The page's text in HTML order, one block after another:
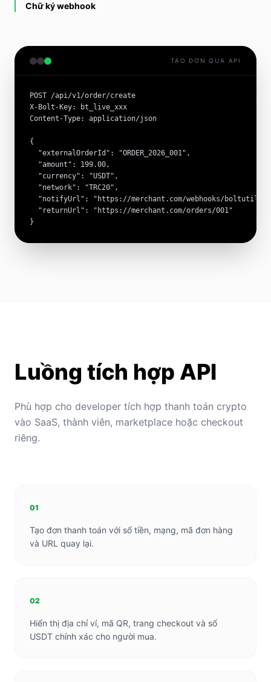
Chữ ký webhook
TẠO ĐƠN QUA API
POST /api/v1/order/create
X-Bolt-Key: bt_live_xxx
Content-Type: application/json
{
  "externalOrderId": "ORDER_2026_001",
  "amount": 199.00,
  "currency": "USDT",
  "network": "TRC20",
  "notifyUrl": "https://merchant.com/webhooks/boltutil",
  "returnUrl": "https://merchant.com/orders/001"
}
Luồng tích hợp API
Phù hợp cho developer tích hợp thanh toán crypto
vào SaaS, thành viên, marketplace hoặc checkout
riêng.
01
Tạo đơn thanh toán với số tiền, mạng, mã đơn hàng
và URL quay lại.
02
Hiển thị địa chỉ ví, mã QR, trang checkout và số
USDT chính xác cho người mua.